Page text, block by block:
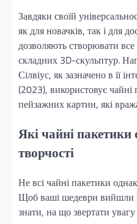
Завдяки своїй
як для новачків, так і для
дозволяють створювати
складних 3D-скульптур.
Сілвіус, як зазначено в її
(2023), використовує
пейзажних картин, які
Які чайні пакетики
творчості
Не всі чайні пакетики
Щоб ваші шедеври вийшли
знати, на що звертати